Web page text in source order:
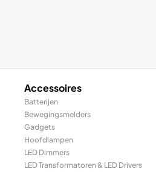
Accessoires
Batterijen
Bewegingsmelders
Gadgets
Hoofdlampen
LED Dimmers
LED Transformatoren & LED Drivers